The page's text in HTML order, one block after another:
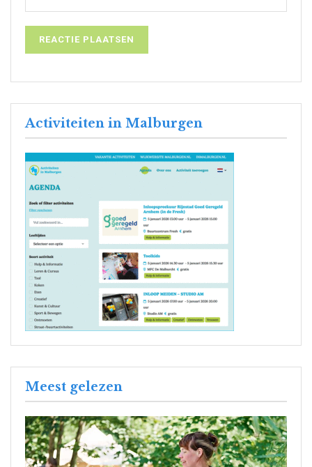
Activiteiten in Malburgen
Meest gelezen